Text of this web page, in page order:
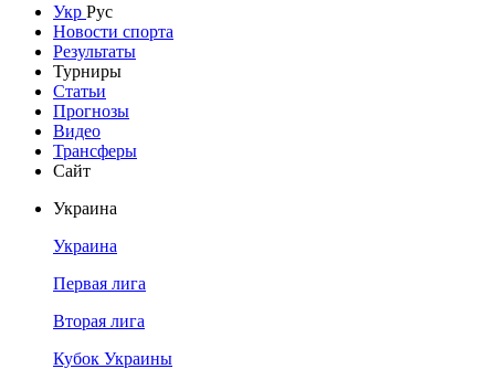
Укр Рус
Новости спорта
Результаты
Турниры
Статьи
Прогнозы
Видео
Трансферы
Сайт
Украина
Украина
Первая лига
Вторая лига
Кубок Украины